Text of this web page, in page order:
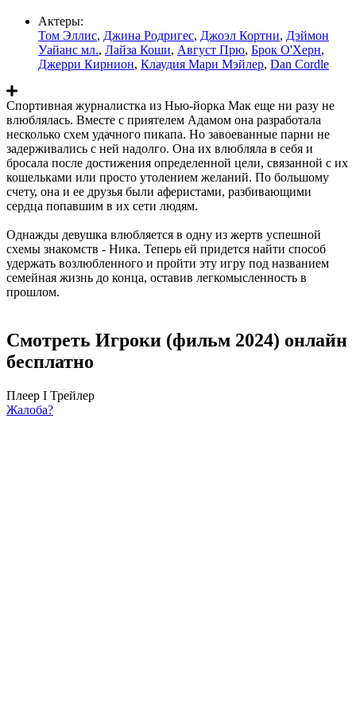
Актеры:
Том Эллис, Джина Родригес, Джоэл Кортни, Дэймон
Уайанс мл., Лайза Коши, Август Прю, Брок О'Херн,
Джерри Кирнион, Клаудия Мари Мэйлер, Dan Cordle
Спортивная журналистка из Нью-йорка Мак еще ни разу не
влюблялась. Вместе с приятелем Адамом она разработала
несколько схем удачного пикапа. Но завоеванные парни не
задерживались с ней надолго. Она их влюбляла в себя и
бросала после достижения определенной цели, связанной с их
кошельками или просто утолением желаний. По большому
счету, она и ее друзья были аферистами, разбивающими
сердца попавшим в их сети людям.
Однажды девушка влюбляется в одну из жертв успешной
схемы знакомств - Ника. Теперь ей придется найти способ
удержать возлюбленного и пройти эту игру под названием
семейная жизнь до конца, оставив легкомысленность в
прошлом.
Смотреть Игроки (фильм 2024) онлайн
бесплатно
Плеер I Трейлер
Жалоба?